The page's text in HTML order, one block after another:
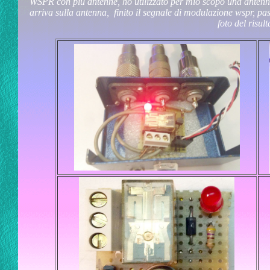
arriva sulla antenna, finito il segnale di modulazione wspr,
foto del